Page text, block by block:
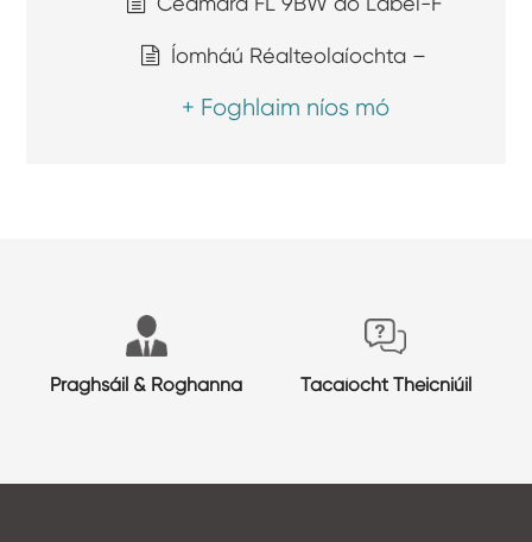
Íomháú Réalteolaíochta –
+ Foghlaim níos mó
Praghsáil & Roghanna Tacaíocht Theicniúil